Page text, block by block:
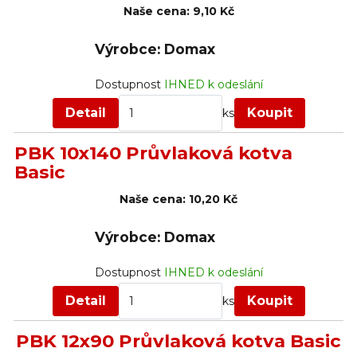
Naše cena:9,10 Kč
Výrobce: Domax
DostupnostIHNED k odeslání
Detail ks Koupit
PBK 10x140 Průvlaková kotva
Basic
Naše cena: 10,20 Kč
Výrobce: Domax
DostupnostIHNED k odeslání
Detail ks Koupit
PBK 12x90 Průvlaková kotva Basic